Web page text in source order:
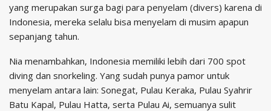
yang merupakan surga bagi para penyelam (divers) karena di
Indonesia, mereka selalu bisa menyelam di musim apapun
sepanjang tahun.
Nia menambahkan, Indonesia memiliki lebih dari 700 spot
diving dan snorkeling. Yang sudah punya pamor untuk
menyelam antara lain: Sonegat, Pulau Keraka, Pulau Syahrir
Batu Kapal, Pulau Hatta, serta Pulau Ai, semuanya sulit